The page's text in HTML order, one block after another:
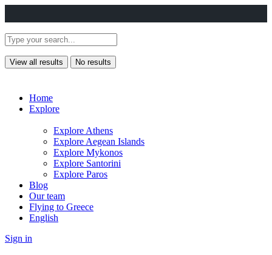
View all results No results
Home
Explore
Explore Athens
Explore Aegean Islands
Explore Mykonos
Explore Santorini
Explore Paros
Blog
Our team
Flying to Greece
English
Sign in